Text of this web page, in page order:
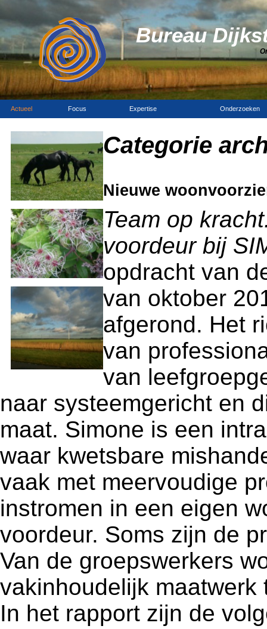
Bureau
Actueel Focus Expertise Onderzoeken
Categorie
Nieuwe
Team op
voordeur bij
opdracht van
van oktober
afgerond. Het
van
van
naar systeemgericht en
maat. Simone is een
waar kwetsbare
vaak met meervoudige
instromen in een eigen
voordeur. Soms zijn de
Van de groepswerkers
vakinhoudelijk
In het rapport zijn de